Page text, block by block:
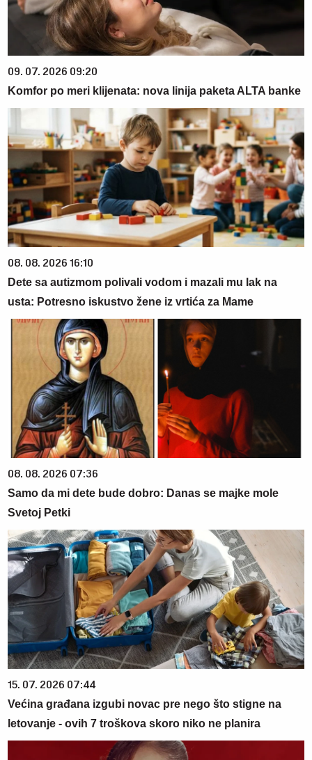
09. 07. 2026 09:20
Komfor po meri klijenata: nova linija paketa ALTA banke
08. 08. 2026 16:10
Dete sa autizmom polivali vodom i mazali mu lak na
usta: Potresno iskustvo žene iz vrtića za Mame
08. 08. 2026 07:36
Samo da mi dete bude dobro: Danas se majke mole
Svetoj Petki
15. 07. 2026 07:44
Većina građana izgubi novac pre nego što stigne na
letovanje - ovih 7 troškova skoro niko ne planira